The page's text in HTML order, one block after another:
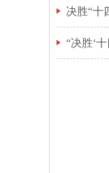
决胜“十
“决胜‘